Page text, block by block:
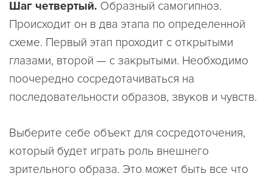
Шаг четвертый. Образный самогипноз.
Происходит он в два этапа по определенной
схеме. Первый этап проходит с открытыми
глазами, второй — с закрытыми. Необходимо
поочередно сосредотачиваться на
последовательности образов, звуков и чувств.
Выберите себе объект для сосредоточения,
который будет играть роль внешнего
зрительного образа. Это может быть все что